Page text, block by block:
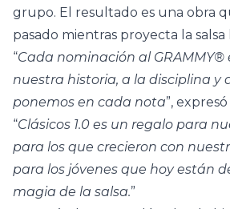
grupo. El resultado es una obra
pasado mientras proyecta la
“Cada nominación al
nuestra historia, a la disciplina y
ponemos en cada nota”,
“Clásicos 1.0 es un regalo para
para los que crecieron con
para los jóvenes que hoy están
magia de la salsa.”